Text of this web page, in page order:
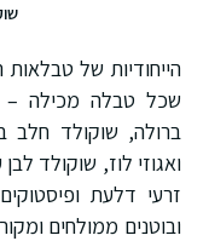
הייחודיות של
שכל טבלה מכילה –
ברולה, שוקולד
ואגוזי לוז, שוקולד
זרעי דלעת
ובוטנים ממולחים